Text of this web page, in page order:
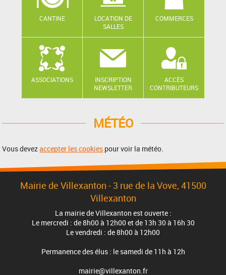
CANTINE
LOCATION DE
SALLES
COMMERCES
ASSOCIATIONS
INSCRIPTION
NEWSLETTER
ACCÈS
CONTRIBUTEURS
MÉTÉO
Vous devezaccepter les cookies pour voir la météo.
Mairie de Villexanton - 3 rue de la Vove, 41500
Villexanton
La mairie de Villexanton est ouverte :
Le mercredi : de 8h00 à 12h00 et de 13h 30 à 16h 30
Le vendredi : de 8h00 à 12h00
Permanence des élus : le samedi de 11h à 12h
mairie@villexanton.fr